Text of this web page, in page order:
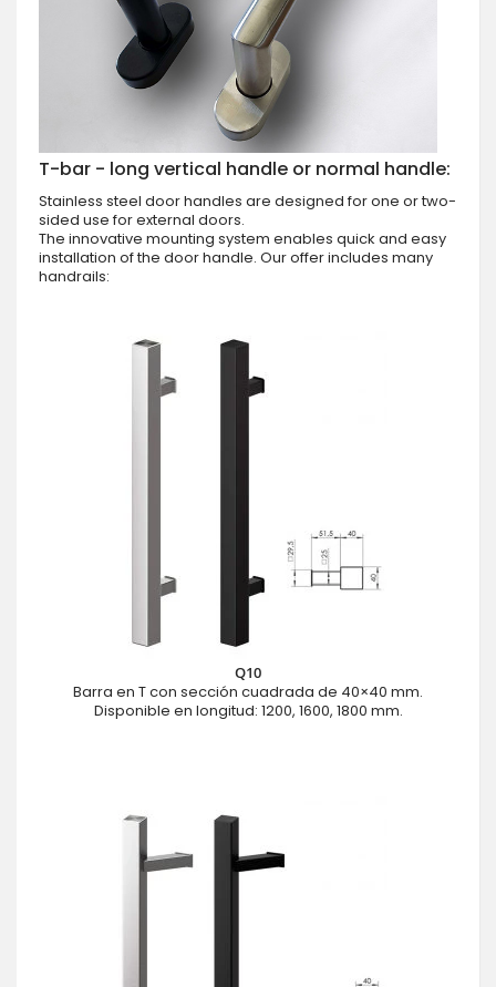
T-bar - long vertical handle or normal handle:
Stainless steel door handles are designed for one or two-
sided use for external doors.
The innovative mounting system enables quick and easy
installation of the door handle. Our offer includes many
handrails:
Q10
Barra en T con sección cuadrada de 40×40 mm.
Disponible en longitud: 1200, 1600, 1800 mm.